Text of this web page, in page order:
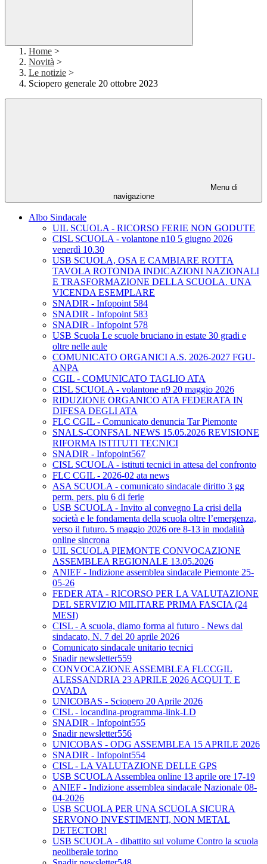
Home >
Novità >
Le notizie >
Sciopero generale 20 ottobre 2023
Menu di
navigazione
Albo Sindacale
UIL SCUOLA - RICORSO FERIE NON GODUTE
CISL SCUOLA - volantone n10 5 giugno 2026
venerdì 10.30
USB SCUOLA, OSA E CAMBIARE ROTTA
TAVOLA ROTONDA INDICAZIONI NAZIONALI
E TRASFORMAZIONE DELLA SCUOLA. UNA
VICENDA ESEMPLARE
SNADIR - Infopoint 584
SNADIR - Infopoint 583
SNADIR - Infopoint 578
USB Scuola Le scuole bruciano in estate 30 gradi e
oltre nelle aule
COMUNICATO ORGANICI A.S. 2026-2027 FGU-
ANPA
CGIL - COMUNICATO TAGLIO ATA
CISL SCUOLA - volantone n9 20 maggio 2026
RIDUZIONE ORGANICO ATA FEDERATA IN
DIFESA DEGLI ATA
FLC CGIL - Comunicato denuncia Tar Piemonte
SNALS-CONFSAL NEWS 15.05.2026 REVISIONE
RIFORMA ISTITUTI TECNICI
SNADIR - Infopoint567
CISL SCUOLA - istituti tecnici in attesa del confronto
FLC CGIL - 2026-02 ata news
ASA SCUOLA - comunicato sindacale diritto 3 gg
perm. pers. piu 6 di ferie
USB SCUOLA - Invito al convegno La crisi della
società e le fondamenta della scuola oltre l’emergenza,
verso il futuro. 5 maggio 2026 ore 8-13 in modalità
online sincrona
UIL SCUOLA PIEMONTE CONVOCAZIONE
ASSEMBLEA REGIONALE 13.05.2026
ANIEF - Indizione assemblea sindacale Piemonte 25-
05-26
FEDER ATA - RICORSO PER LA VALUTAZIONE
DEL SERVIZIO MILITARE PRIMA FASCIA (24
MESI)
CISL - A scuola, diamo forma al futuro - News dal
sindacato, N. 7 del 20 aprile 2026
Comunicato sindacale unitario tecnici
Snadir newsletter559
CONVOCAZIONE ASSEMBLEA FLCCGIL
ALESSANDRIA 23 APRILE 2026 ACQUI T. E
OVADA
UNICOBAS - Sciopero 20 Aprile 2026
CISL - locandina-programma-link-LD
SNADIR - Infopoint555
Snadir newsletter556
UNICOBAS - ODG ASSEMBLEA 15 APRILE 2026
SNADIR - Infopoint554
CISL - LA VALUTAZIONE DELLE GPS
USB SCUOLA Assemblea online 13 aprile ore 17-19
ANIEF - Indizione assemblea sindacale Nazionale 08-
04-2026
USB SCUOLA PER UNA SCUOLA SICURA
SERVONO INVESTIMENTI, NON METAL
DETECTOR!
USB SCUOLA - dibattito sul volume Contro la scuola
neoliberale torino